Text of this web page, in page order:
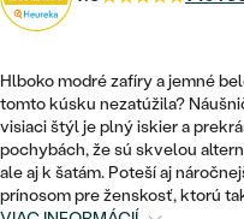
NETRADIČNÉ
TEPANÉ
NETRADIČNÉ
ZOSTAVTE SI PRSTEŇ
ZAČAŤ S
PRÍVESKY
NÁRAMKY
SETY
PÁNSKE ŠPERKY
SOLITÉR
V TVARE SRDCA
NARODENIE
SO ZNAMENÍM
MINIMALISTICKÉ
ETERNITY
MINIMALISTICKÉ
Hlboko modré zafíry a jemné
tomto kúsku nezatúžila?
visiaci štýl je plný iskier a
pochybách, že sú skvelou
ale aj k šatám. Poteší aj
prínosom pre ženskosť, ktorú